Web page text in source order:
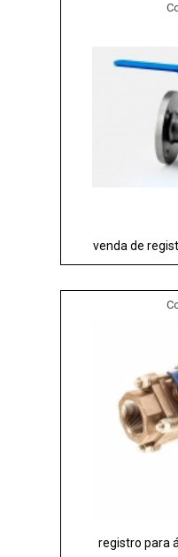
venda de
registro para